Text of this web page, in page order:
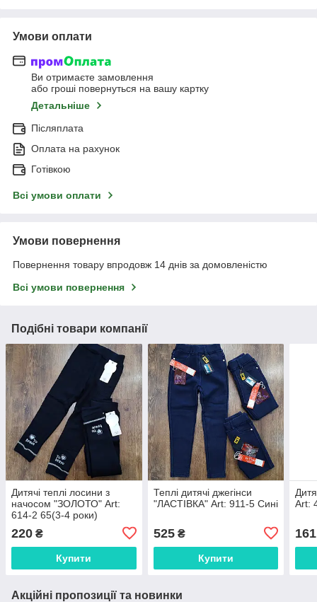
Умови оплати
Ви отримаєте замовлення
або гроші повернуться на вашу картку
Детальніше
Післяплата
Оплата на рахунок
Готівкою
Всі умови оплати
Умови повернення
Повернення товару впродовж 14 днів за домовленістю
Всі умови повернення
Подібні товари компанії
Дитячі теплі лосини з
начосом "ЗОЛОТО" Art:
614-2 65(3-4 роки)
220 ₴
Купити
Теплі дитячі джегінси
"ЛАСТІВКА" Art: 911-5 Сині
525₴
Купити
Art:
161
Акційні пропозиції та новинки